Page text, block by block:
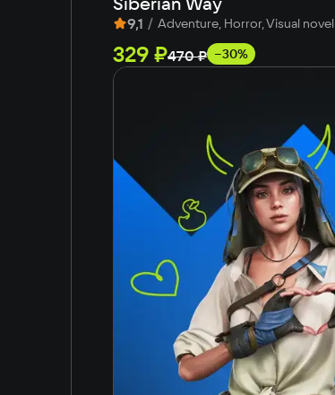
9,1 / Adventure, Horror, Visual novel
329 ₽470 ₽ −30%